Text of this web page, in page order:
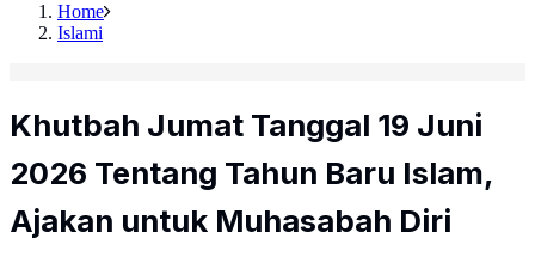
Home
Islami
Khutbah Jumat Tanggal 19 Juni
2026 Tentang Tahun Baru Islam,
Ajakan untuk Muhasabah Diri